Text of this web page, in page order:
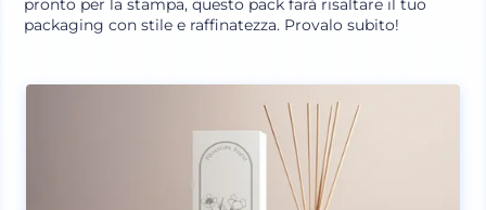
pronto per la stampa, questo pack farà risaltare il tuo
packaging con stile e raffinatezza. Provalo subito!